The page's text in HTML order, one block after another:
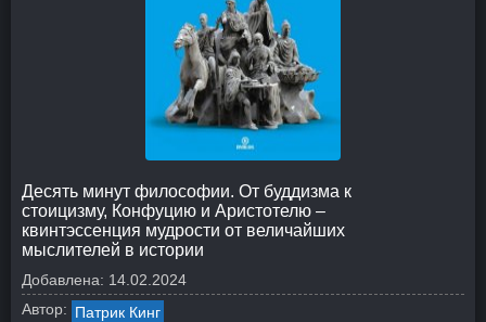
Десять минут философии. От буддизма к
стоицизму, Конфуцию и Аристотелю –
квинтэссенция мудрости от величайших
мыслителей в истории
Добавлена: 14.02.2024
Автор: Патрик Кинг